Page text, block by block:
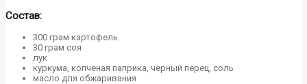
Состав:
300 грам картофель
30 грам соя
лук
куркума, копченая паприка, черный перец, соль
масло для обжаривания